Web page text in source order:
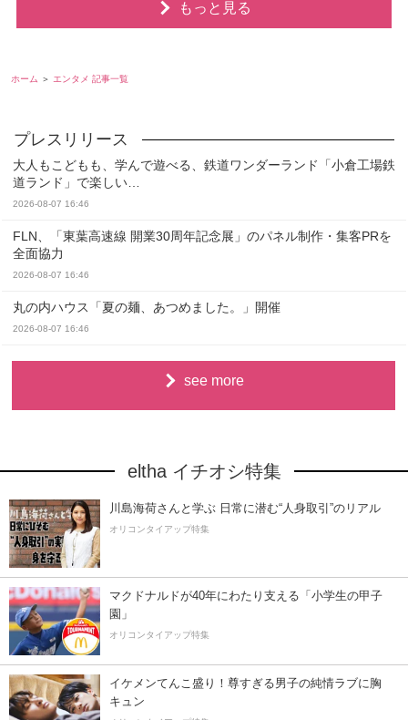
もっと見る
ホーム エンタメ 記事一覧
大人もこどもも、学んで遊べる、鉄道ワンダーランド「小倉工場鉄
道ランド」で楽しい…
2026-08-07 16:46
FLN、「東葉高速線 開業30周年記念展」のパネル制作・集客PRを
全面協力
2026-08-07 16:46
丸の内ハウス「夏の麺、あつめました。」開催
2026-08-07 16:46
see more
eltha イチオシ特集
川島海荷さんと学ぶ 日常に潜む“人身取引”のリアル
オリコンタイアップ特集
マクドナルドが40年にわたり支える「小学生の甲子
園」
オリコンタイアップ特集
イケメンてんこ盛り！尊すぎる男子の純情ラブに胸
キュン